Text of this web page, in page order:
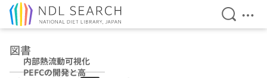
Open
図書
内部熱流動可視化
PEFCの開発と高